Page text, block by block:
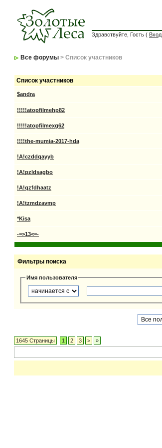
Здравствуйте, Гость ( Вход
Все форумы > Список участников
Список участников
$andra
!!!!!atopfilmehp82
!!!!!atopfilmexg62
!!!!the-mumia-2017-hda
!A!czddqayyb
!A!pzldsagbo
!A!qzfdhaatz
!A!tzmdzavmp
*Kisa
-=>13<=-
Фильтры поиска
Имя пользователя
1645 Страницы 1 2 3 > »